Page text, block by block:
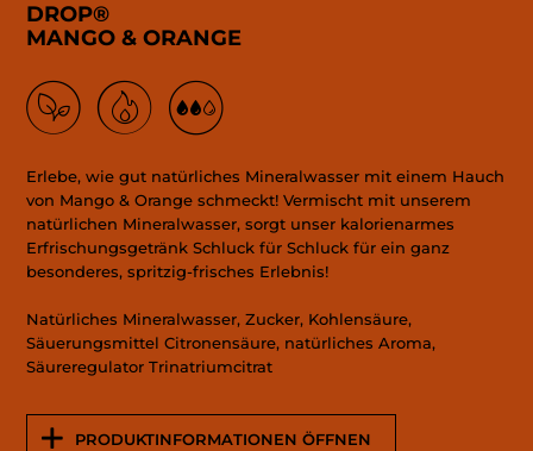
DROP®
MANGO & ORANGE
Erlebe, wie gut natürliches Mineralwasser mit einem Hauch
von Mango & Orange schmeckt! Vermischt mit unserem
natürlichen Mineralwasser, sorgt unser kalorienarmes
Erfrischungsgetränk Schluck für Schluck für ein ganz
besonderes, spritzig-frisches Erlebnis!
Natürliches Mineralwasser, Zucker, Kohlensäure,
Säuerungsmittel Citronensäure, natürliches Aroma,
Säureregulator Trinatriumcitrat
PRODUKTINFORMATIONEN ÖFFNEN